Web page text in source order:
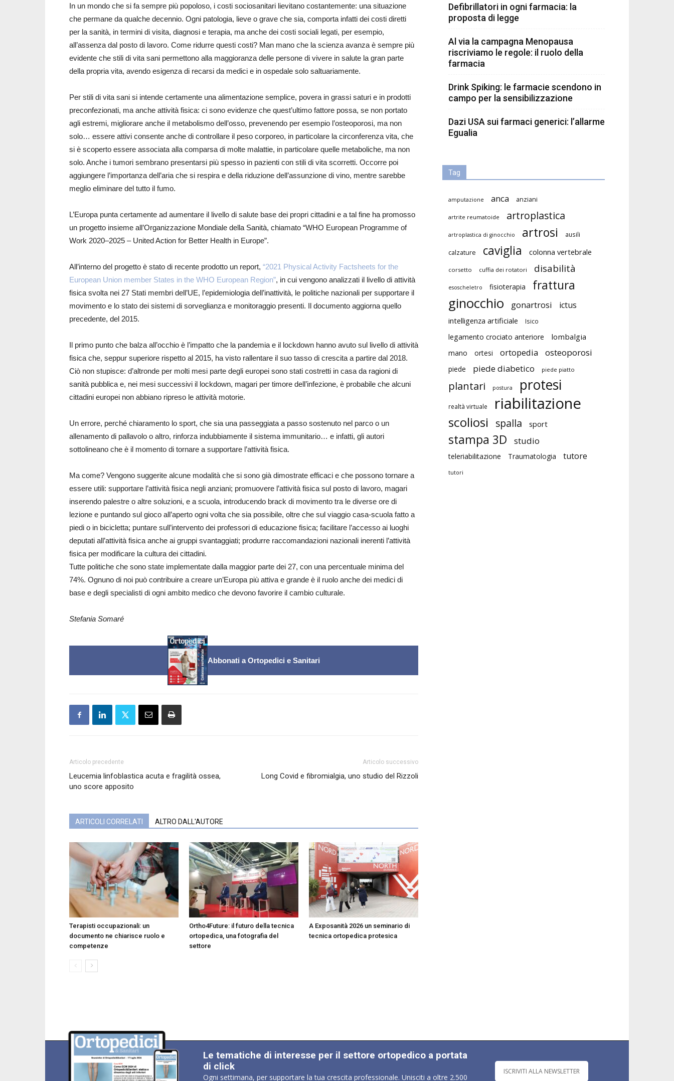
In un mondo che si fa sempre più popoloso, i costi sociosanitari lievitano costantemente: una situazione
che permane da qualche decennio. Ogni patologia, lieve o grave che sia, comporta infatti dei costi diretti
per la sanità, in termini di visita, diagnosi e terapia, ma anche dei costi sociali legati, per esempio,
all’assenza dal posto di lavoro. Come ridurre questi costi? Man mano che la scienza avanza è sempre più
evidente che stili di vita sani permettono alla maggioranza delle persone di vivere in salute la gran parte
della propria vita, avendo esigenza di recarsi da medici e in ospedale solo saltuariamente.
Per stili di vita sani si intende certamente una alimentazione semplice, povera in grassi saturi e in prodotti
preconfezionati, ma anche attività fisica: ci sono evidenze che quest’ultimo fattore possa, se non portato
agli estremi, migliorare anche il metabolismo dell’osso, prevenendo per esempio l’osteoporosi, ma non
solo… essere attivi consente anche di controllare il peso corporeo, in particolare la circonferenza vita, che
si è scoperto essere associata alla comparsa di molte malattie, in particolare quelle metaboliche, ma non
solo. Anche i tumori sembrano presentarsi più spesso in pazienti con stili di vita scorretti. Occorre poi
aggiungere l’importanza dell’aria che si respira e della riduzione dell’assunzione di vino, mentre sarebbe
meglio eliminare del tutto il fumo.
L’Europa punta certamente ad aumentare il livello di salute base dei propri cittadini e a tal fine ha promosso
un progetto insieme all’Organizzazione Mondiale della Sanità, chiamato “WHO European Programme of
Work 2020–2025 – United Action for Better Health in Europe”.
All’interno del progetto è stato di recente prodotto un report, “2021 Physical Activity Factsheets for the
European Union member States in the WHO European Region”, in cui vengono analizzati il livello di attività
fisica svolta nei 27 Stati membri dell’UE, l’epidemiologia dell’inattività, le politiche nazionali per supportare il
movimento e lo stato dei sistemi di sorveglianza e monitoraggio presenti. Il documento aggiorna quello
precedente, del 2015.
Il primo punto che balza all’occhio è l’impatto che la pandemia e il lockdown hanno avuto sul livello di attività
fisica che, seppur superiore rispetto al 2015, ha visto rallentare il suo tasso di crescita a partire dal 2018.
Ciò non stupisce: d’altronde per molti mesi parte degli europei sono stati costretti in casa da ragioni di
sanità pubblica e, nei mesi successivi il lockdown, magari per timore dell’infezione, è probabile che alcuni
cittadini europei non abbiano ripreso le attività motorie.
Un errore, perché chiaramento lo sport, che sia una passeggiata a passo sostenuto nel parco o un
allenamento di pallavolo o altro, rinforza indubbiamente il sistema immunitario… e infatti, gli autori
sottolineano che è il momento di tornare a supportare l’attività fisica.
Ma come? Vengono suggerite alcune modalità che si sono già dimostrate efficaci e che possono tornare a
essere utili: supportare l’attività fisica negli anziani; promuovere l’attività fisica sul posto di lavoro, magari
inserendo palestre o altre soluzioni, e a scuola, introducendo brack di movimento tra le diverse ore di
lezione e puntando sul gioco all’aperto ogni volta che sia possibile, oltre che sul viaggio casa-scuola fatto a
piedi o in bicicletta; puntare sull’intervento dei professori di educazione fisica; facilitare l’accesso ai luoghi
deputati all’attività fisica anche ai gruppi svantaggiati; produrre raccomandazioni nazionali inerenti l’attività
fisica per modificare la cultura dei cittadini.
Tutte politiche che sono state implementate dalla maggior parte dei 27, con una percentuale minima del
74%. Ognuno di noi può contribuire a creare un’Europa più attiva e grande è il ruolo anche dei medici di
base e degli specialisti di ogni ambito medico che devono favorire il cambio culturale.
Stefania Somaré
Abbonati a Ortopedici e Sanitari
Articolo precedente
Leucemia linfoblastica acuta e fragilità ossea,
uno score apposito
Articolo successivo
Long Covid e fibromialgia, uno studio del Rizzoli
ARTICOLI CORRELATI ALTRO DALL'AUTORE
Terapisti occupazionali: un
documento ne chiarisce ruolo e
competenze
Ortho4Future: il futuro della tecnica
ortopedica, una fotografia del
settore
A Exposanità 2026 un seminario di
tecnica ortopedica protesica
Defibrillatori in ogni farmacia: la
proposta di legge
Al via la campagna Menopausa
riscriviamo le regole: il ruolo della
farmacia
Drink Spiking: le farmacie scendono in
campo per la sensibilizzazione
Dazi USA sui farmaci generici: l’allarme
Egualia
Tag
amputazione anca anziani
artrite reumatoide artroplastica
artroplastica di ginocchio artrosi ausili
calzature caviglia colonna vertebrale
corsetto cuffia dei rotatori disabilità
esoscheletro fisioterapia frattura
ginocchio gonartrosi ictus
intelligenza artificiale Isico
legamento crociato anteriore lombalgia
mano ortesi ortopedia osteoporosi
piede piede diabetico piede piatto
plantari postura protesi
realtà virtuale riabilitazione
scoliosi spalla sport
stampa 3D studio
teleriabilitazione Traumatologia tutore
tutori
Le tematiche di interesse per il settore ortopedico a portata
di click
Ogni settimana, per supportare la tua crescita professionale. Unisciti a oltre 2.500
ISCRIVITI ALLA NEWSLETTER